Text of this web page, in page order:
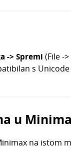
-> Spremi (File -
s
u
na istom